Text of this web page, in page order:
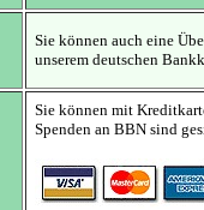
Sie können auch eine
unserem deutschen
Sie können mit
Spenden an BBN sind